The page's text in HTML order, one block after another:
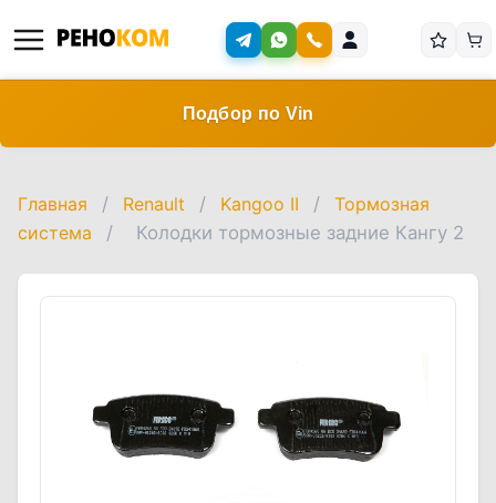
Подбор по Vin
Главная / Renault / Kangoo II /
Тормозная
система
/ Колодки тормозные задние Кангу 2